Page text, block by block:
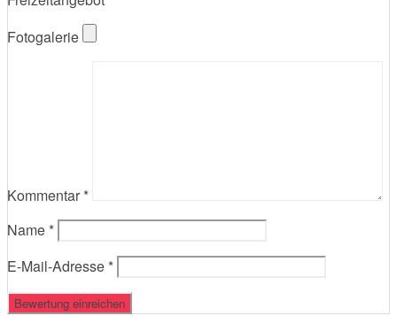
Fotogalerie
Kommentar *
Name *
E-Mail-Adresse *